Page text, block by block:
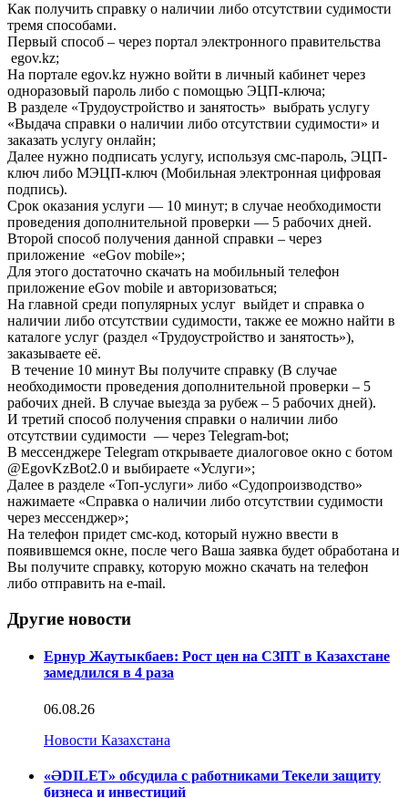
Как получить справку о наличии либо отсутствии судимости
тремя способами.
Первый способ – через портал электронного правительства
egov.kz;
На портале egov.kz нужно войти в личный кабинет через
одноразовый пароль либо с помощью ЭЦП-ключа;
В разделе «Трудоустройство и занятость» выбрать услугу
«Выдача справки о наличии либо отсутствии судимости» и
заказать услугу онлайн;
Далее нужно подписать услугу, используя смс-пароль, ЭЦП-
ключ либо МЭЦП-ключ (Мобильная электронная цифровая
подпись).
Срок оказания услуги — 10 минут; в случае необходимости
проведения дополнительной проверки — 5 рабочих дней.
Второй способ получения данной справки – через
приложение «eGov mobile»;
Для этого достаточно скачать на мобильный телефон
приложение eGov mobile и авторизоваться;
На главной среди популярных услуг выйдет и справка о
наличии либо отсутствии судимости, также ее можно найти в
каталоге услуг (раздел «Трудоустройство и занятость»),
заказываете её.
В течение 10 минут Вы получите справку (В случае
необходимости проведения дополнительной проверки – 5
рабочих дней. В случае выезда за рубеж – 5 рабочих дней).
И третий способ получения справки о наличии либо
отсутствии судимости — через Telegram-bot;
В мессенджере Telegram открываете диалоговое окно с ботом
@EgovKzBot2.0 и выбираете «Услуги»;
Далее в разделе «Топ-услуги» либо «Судопроизводство»
нажимаете «Справка о наличии либо отсутствии судимости
через мессенджер»;
На телефон придет смс-код, который нужно ввести в
появившемся окне, после чего Ваша заявка будет обработана и
Вы получите справку, которую можно скачать на телефон
либо отправить на e-mail.
Другие новости
Ернур Жаутыкбаев: Рост цен на СЗПТ в Казахстане
замедлился в 4 раза
06.08.26
Новости Казахстана
«ӘDILET» обсудила с работниками Текели защиту
бизнеса и инвестиций